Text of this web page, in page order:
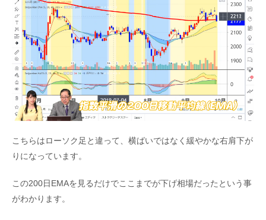
こちらはローソク足と違って、横ばいではなく緩やかな右肩下が
りになっています。
この200日EMAを見るだけでここまでが下げ相場だったという事
がわかります。